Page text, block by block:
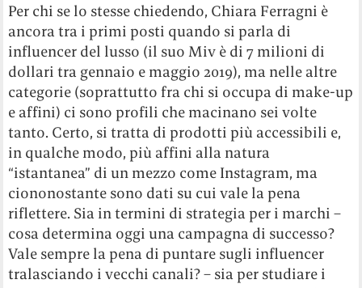
Per chi se lo stesse chiedendo, Chiara Ferragni è
ancora tra i primi posti quando si parla di
influencer del lusso (il suo Miv è di 7 milioni di
dollari tra gennaio e maggio 2019), ma nelle altre
categorie (soprattutto fra chi si occupa di make-up
e affini) ci sono profili che macinano sei volte
tanto. Certo, si tratta di prodotti più accessibili e,
in qualche modo, più affini alla natura
“istantanea” di un mezzo come Instagram, ma
ciononostante sono dati su cui vale la pena
riflettere. Sia in termini di strategia per i marchi –
cosa determina oggi una campagna di successo?
Vale sempre la pena di puntare sugli influencer
tralasciando i vecchi canali? – sia per studiare i